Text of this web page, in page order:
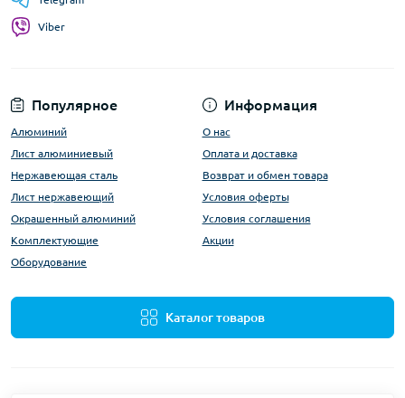
Популярное
Алюминий
Лист алюминиевый
Нержавеющая сталь
Лист нержавеющий
Окрашенный алюминий
Комплектующие
Оборудование
Информация
О нас
Оплата и доставка
Возврат и обмен товара
Условия оферты
Условия соглашения
Акции
Каталог товаров
Viber